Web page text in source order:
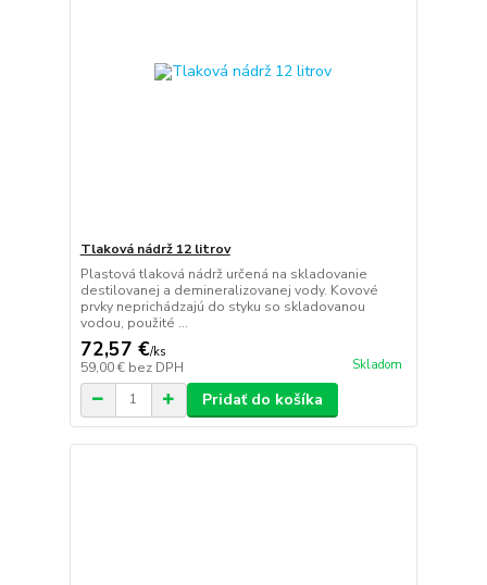
Tlaková nádrž 12 litrov
Plastová tlaková nádrž určená na skladovanie
destilovanej a demineralizovanej vody. Kovové
prvky neprichádzajú do styku so skladovanou
vodou, použité ...
72,57 €/ks
59,00 € bez DPH Skladom
Pridať do košíka